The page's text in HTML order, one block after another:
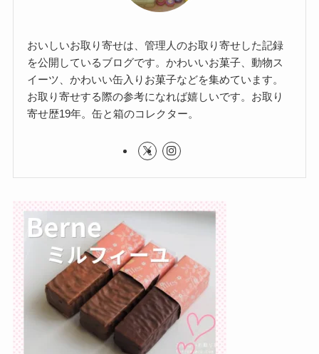
おいしいお取り寄せは、管理人のお取り寄せした記録
を公開しているブログです。かわいいお菓子、動物ス
イーツ、かわいい缶入りお菓子などを集めています。
お取り寄せする際の参考になれば嬉しいです。お取り
寄せ歴19年。缶と箱のコレクター。